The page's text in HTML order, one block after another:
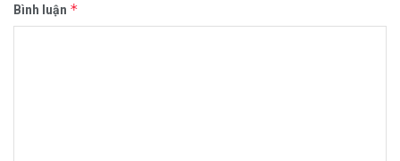
Bình luận *